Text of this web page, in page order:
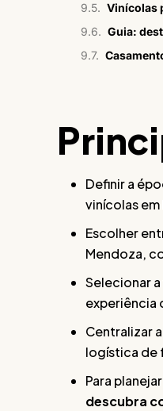
Vinícolas
Guia:
Definir a
vinícolas
Escolher
Mendoza,
Selecionar
experiência
Centralizar
logística de
Para
descubra